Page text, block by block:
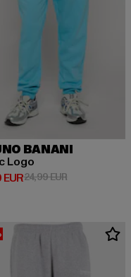
BANANI
Logo
Preis: 19,99 EUR
24,99 EURAktionspreis: